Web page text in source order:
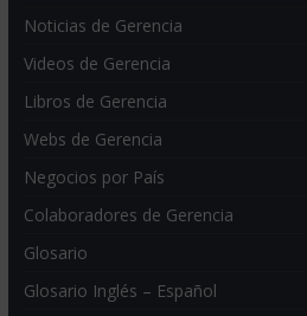
Noticias de Gerencia
Videos de Gerencia
Libros de Gerencia
Webs de Gerencia
Negocios por País
Colaboradores de Gerencia
Glosario
Glosario Inglés – Español